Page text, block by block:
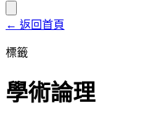
← 返回首頁
標籤
學術論理